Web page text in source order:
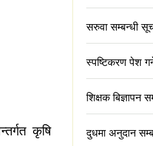
कृषि
सरुवा सम्बन्धी
स्पष्टिकरण पेश
शिक्षक बिज्ञापन
दुधमा अनुदान